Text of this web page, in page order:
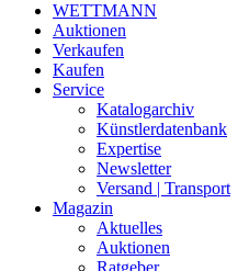
WETTMANN
Auktionen
Verkaufen
Kaufen
Service
Katalogarchiv
Künstlerdatenbank
Expertise
Newsletter
Versand | Transport
Magazin
Aktuelles
Auktionen
Ratgeber